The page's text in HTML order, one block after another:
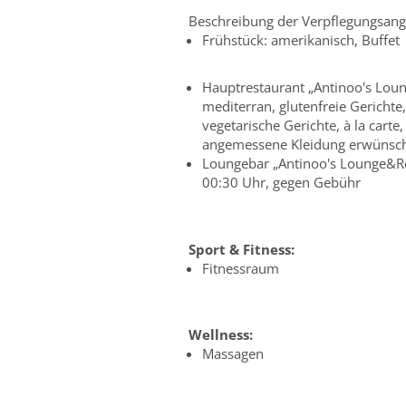
Beschreibung der
Frühstück: amerikanisch, Buffet
Hauptrestaurant „Antinoo's
mediterran, glutenfreie
vegetarische Gerichte, à la
angemessene Kleidung
Loungebar „Antinoo's
00:30 Uhr, gegen Gebühr
Sport & Fitness:
Fitnessraum
Wellness:
Massagen